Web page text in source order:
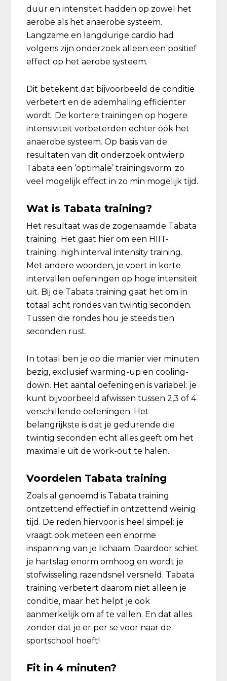
duur en intensiteit hadden op zowel het
aerobe als het anaerobe systeem.
Langzame en langdurige cardio had
volgens zijn onderzoek alleen een positief
effect op het aerobe systeem.
Dit betekent dat bijvoorbeeld de conditie
verbetert en de ademhaling efficiënter
wordt. De kortere trainingen op hogere
intensiviteit verbeterden echter óók het
anaerobe systeem. Op basis van de
resultaten van dit onderzoek ontwierp
Tabata een ‘optimale’ trainingsvorm: zo
veel mogelijk effect in zo min mogelijk tijd.
Wat is Tabata training?
Het resultaat was de zogenaamde Tabata
training. Het gaat hier om een HIIT-
training: high interval intensity training.
Met andere woorden, je voert in korte
intervallen oefeningen op hoge intensiteit
uit. Bij de Tabata training gaat het om in
totaal acht rondes van twintig seconden.
Tussen die rondes hou je steeds tien
seconden rust.
In totaal ben je op die manier vier minuten
bezig, exclusief warming-up en cooling-
down. Het aantal oefeningen is variabel: je
kunt bijvoorbeeld afwissen tussen 2,3 of 4
verschillende oefeningen. Het
belangrijkste is dat je gedurende die
twintig seconden echt alles geeft om het
maximale uit de work-out te halen.
Voordelen Tabata training
Zoals al genoemd is Tabata training
ontzettend effectief in ontzettend weinig
tijd. De reden hiervoor is heel simpel: je
vraagt ook meteen een enorme
inspanning van je lichaam. Daardoor schiet
je hartslag enorm omhoog en wordt je
stofwisseling razendsnel versneld. Tabata
training verbetert daarom niet alleen je
conditie, maar het helpt je ook
aanmerkelijk om af te vallen. En dat alles
zonder dat je er per se voor naar de
sportschool hoeft!
Fit in 4 minuten?